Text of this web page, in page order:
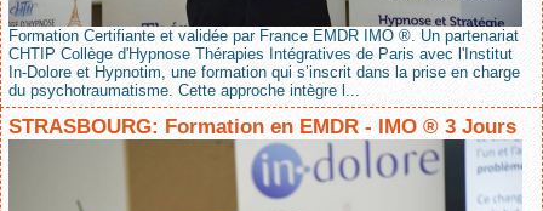
Formation Certifiante et validée par France EMDR IMO ®. Un partenariat
CHTIP Collège d'Hypnose Thérapies Intégratives de Paris avec l'Institut
In-Dolore et Hypnotim, une formation qui s’inscrit dans la prise en charge
du psychotraumatisme. Cette approche intègre l...
STRASBOURG: Formation en EMDR - IMO ® 3 Jours